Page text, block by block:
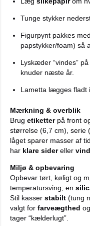
Tunge stykker
Figurpynt pakkes med
papstykker/foam) så
Lyskæder “vindes”
knuder næste år.
Lametta lægges fladt
Mærkning & overblik
Brug etiketterpå front
størrelse (6,7 cm), serie
låget sparer masser af
har klare sidereller
Miljø & opbevaring
Opbevar tørt, køligt og
temperatursving; en
Stil kasser stabilt (tung
valgt for farveægthed og
tager “kælderlugt”.